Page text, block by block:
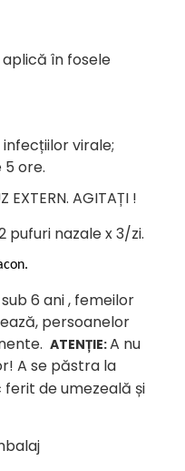
în fosele
virale;
ore.
EXTERN. AGITAȚI !
pufuri nazale x 3/zi.
6 ani , femeilor
persoanelor
ATENȚIE:A nu
A se păstra la
ferit de umezeală și